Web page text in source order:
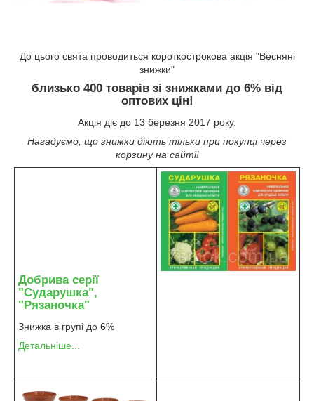
До цього свята проводиться короткострокова акція "Весняні
знижки"
близько 400 товарів зі знижками до 6% від
оптових цін!
Акція діє до 13 березня 2017 року.
Нагадуємо, що знижки діють тільки при покупці через
корзину на сайті!
Добрива серії
"Сударушка",
"Рязаночка"
Знижка в групі до 6%
Детальніше...